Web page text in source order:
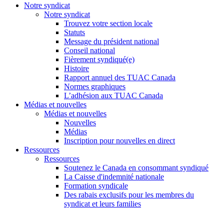
Notre syndicat
Notre syndicat
Trouvez votre section locale
Statuts
Message du président national
Conseil national
Fièrement syndiqué(e)
Histoire
Rapport annuel des TUAC Canada
Normes graphiques
L’adhésion aux TUAC Canada
Médias et nouvelles
Médias et nouvelles
Nouvelles
Médias
Inscription pour nouvelles en direct
Ressources
Ressources
Soutenez le Canada en consommant syndiqué
La Caisse d'indemnité nationale
Formation syndicale
Des rabais exclusifs pour les membres du
syndicat et leurs families